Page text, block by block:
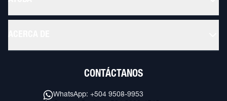
CONTÁCTANOS
WhatsApp: +504 9508-9953